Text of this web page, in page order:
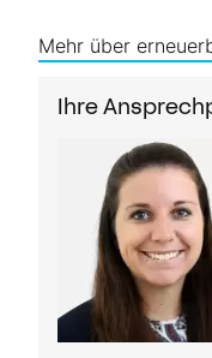
Mehr über
Ihre